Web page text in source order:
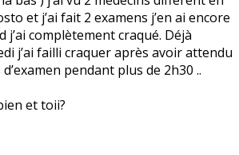
et j’ai fait 2 examens j’en ai encore
j’ai complètement craqué. Déjà
j’ai failli craquer après avoir attendu
pendant plus de 2h30 ..
et toii?